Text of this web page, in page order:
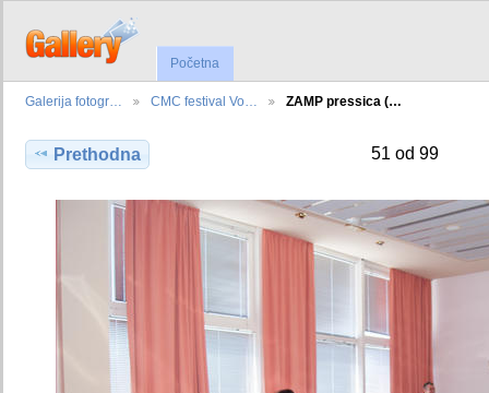
Početna
Galerija fotogr… CMC festival Vo… ZAMP pressica (…
Prethodna 51 od 99